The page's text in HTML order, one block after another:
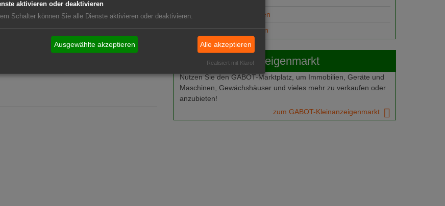
Stellenanzeige aufgeben
Stellengesuch aufgeben
GABOT-Kleinanzeigenmarkt
Nutzen Sie den GABOT-Marktplatz, um Immobilien, Geräte und
Maschinen, Gewächshäuser und vieles mehr zu verkaufen oder
anzubieten!
zum GABOT-Kleinanzeigenmarkt
aktivieren oder deaktivieren
Schalter können Sie alle Dienste aktivieren oder deaktivieren.
Ausgewählte akzeptieren Alle akzeptieren
Realisiert mit Klaro!